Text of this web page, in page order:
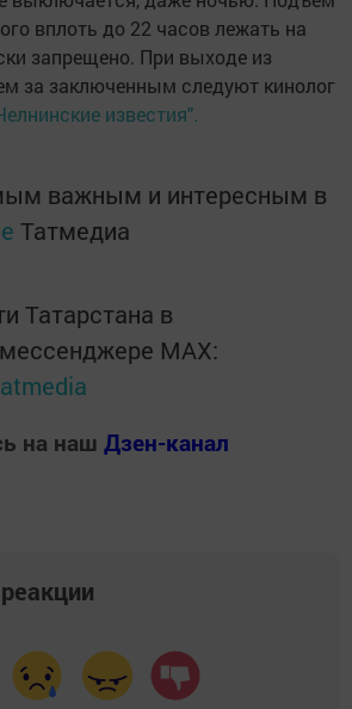
вплоть до 22 часов лежать на
запрещено. При выходе из
за заключенным следуют кинолог
известия".
важным и интересным в
Татмедиа
Татарстана в
MАХ:
на наш Дзен-канал